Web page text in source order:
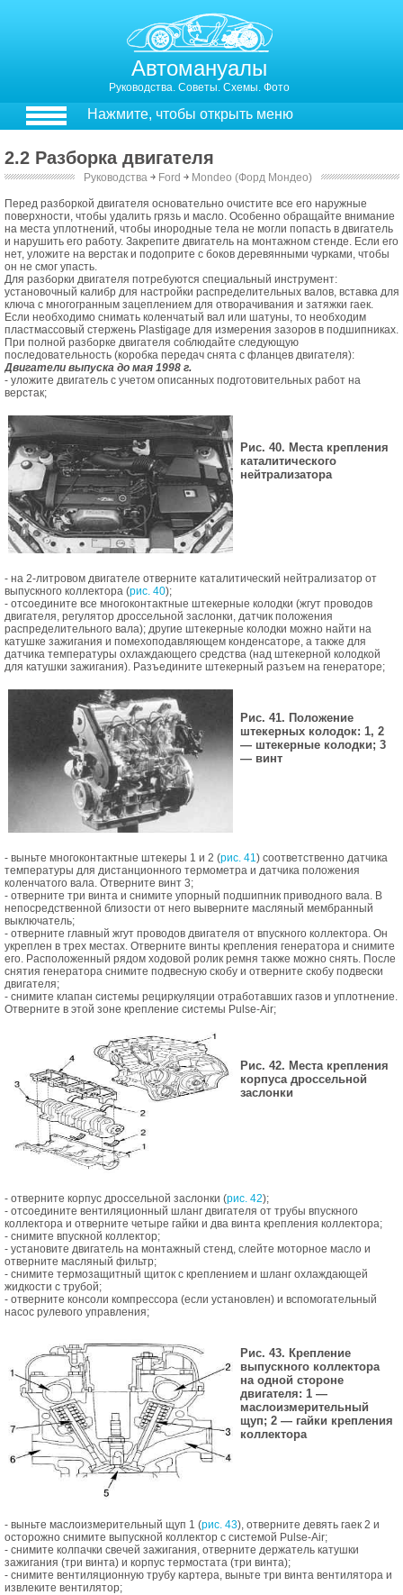
Автомануалы
Руководства. Советы. Схемы. Фото
Нажмите, чтобы открыть меню
2.2 Разборка двигателя
Руководства ￫ Ford ￫ Mondeo (Форд Мондео)
Перед разборкой двигателя основательно очистите все его наружные
поверхности, чтобы удалить грязь и масло. Особенно обращайте внимание
на места уплотнений, чтобы инородные тела не могли попасть в двигатель
и нарушить его работу. Закрепите двигатель на монтажном стенде. Если его
нет, уложите на верстак и подоприте с боков деревянными чурками, чтобы
он не смог упасть.
Для разборки двигателя потребуются специальный инструмент:
установочный калибр для настройки распределительных валов, вставка для
ключа с многогранным зацеплением для отворачивания и затяжки гаек.
Если необходимо снимать коленчатый вал или шатуны, то необходим
пластмассовый стержень Plastigage для измерения зазоров в подшипниках.
При полной разборке двигателя соблюдайте следующую
последовательность (коробка передач снята с фланцев двигателя):
Двигатели выпуска до мая 1998 г.
- уложите двигатель с учетом описанных подготовительных работ на
верстак;
Рис. 40. Места крепления
каталитического
нейтрализатора
- на 2-литровом двигателе отверните каталитический нейтрализатор от
выпускного коллектора (рис. 40);
- отсоедините все многоконтактные штекерные колодки (жгут проводов
двигателя, регулятор дроссельной заслонки, датчик положения
распределительного вала); другие штекерные колодки можно найти на
катушке зажигания и помехоподавляющем конденсаторе, а также для
датчика температуры охлаждающего средства (над штекерной колодкой
для катушки зажигания). Разъедините штекерный разъем на генераторе;
Рис. 41. Положение
штекерных колодок: 1, 2
— штекерные колодки; 3
— винт
- выньте многоконтактные штекеры 1 и 2 (рис. 41) соответственно датчика
температуры для дистанционного термометра и датчика положения
коленчатого вала. Отверните винт 3;
- отверните три винта и снимите упорный подшипник приводного вала. В
непосредственной близости от него выверните масляный мембранный
выключатель;
- отверните главный жгут проводов двигателя от впускного коллектора. Он
укреплен в трех местах. Отверните винты крепления генератора и снимите
его. Расположенный рядом ходовой ролик ремня также можно снять. После
снятия генератора снимите подвесную скобу и отверните скобу подвески
двигателя;
- снимите клапан системы рециркуляции отработавших газов и уплотнение.
Отверните в этой зоне крепление системы Pulse-Air;
Рис. 42. Места крепления
корпуса дроссельной
заслонки
- отверните корпус дроссельной заслонки (рис. 42);
- отсоедините вентиляционный шланг двигателя от трубы впускного
коллектора и отверните четыре гайки и два винта крепления коллектора;
- снимите впускной коллектор;
- установите двигатель на монтажный стенд, слейте моторное масло и
отверните масляный фильтр;
- снимите термозащитный щиток с креплением и шланг охлаждающей
жидкости с трубой;
- отверните консоли компрессора (если установлен) и вспомогательный
насос рулевого управления;
Рис. 43. Крепление
выпускного коллектора
на одной стороне
двигателя: 1 —
маслоизмерительный
щуп; 2 — гайки крепления
коллектора
- выньте маслоизмерительный щуп 1 (рис. 43), отверните девять гаек 2 и
осторожно снимите выпускной коллектор с системой Pulse-Air;
- снимите колпачки свечей зажигания, отверните держатель катушки
зажигания (три винта) и корпус термостата (три винта);
- снимите вентиляционную трубу картера, выньте три винта вентилятора и
извлеките вентилятор;